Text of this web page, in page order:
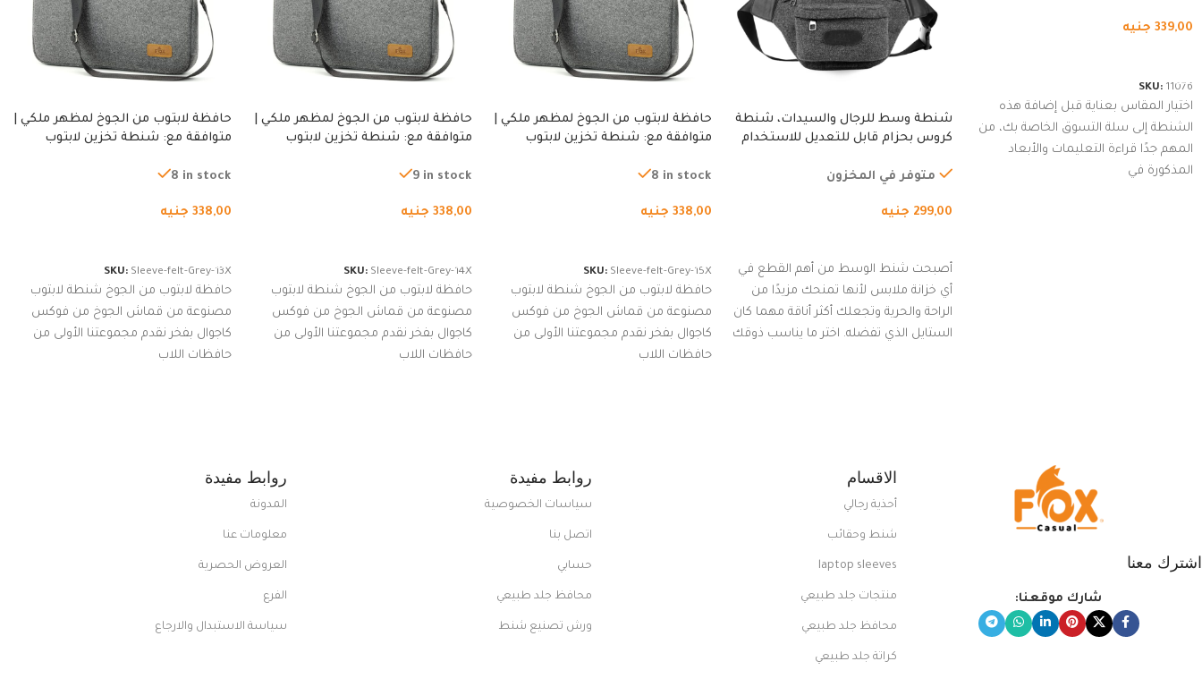
339,00 جنيه
SKU: 11076
اختيار المقاس بعناية قبل إضافة هذه
الشنطة إلى سلة التسوق الخاصة بك، من
المهم جدًا قراءة التعليمات والأبعاد
المذكورة في
شنطة وسط للرجال والسيدات، شنطة
كروس بحزام قابل للتعديل للاستخدام
المشي لمسافات طويلة، وركوب
متوفر في المخزون
299,00 جنيه
أصبحت شنط الوسط من أهم القطع في
أي خزانة ملابس لأنها تمنحك مزيدًا من
الراحة والحرية وتجعلك أكثر أناقة مهما كان
الستايل الذي تفضله. اختر ما يناسب ذوقك
حافظة لابتوب من الجوخ لمظهر ملكي |
متوافقة مع: شنطة تخزين لابتوب
من الجوخ لجهاز نوت بوك والتابلت،
8 in stock
338,00 جنيه
SKU: Sleeve-felt-Grey-15X
حافظة لابتوب من الجوخ شنطة لابتوب
مصنوعة من قماش الجوخ من فوكس
كاجوال بفخر نقدم مجموعتنا الأولى من
حافظات اللاب
حافظة لابتوب من الجوخ لمظهر ملكي |
متوافقة مع: شنطة تخزين لابتوب
من الجوخ لجهاز نوت بوك والتابلت،
9 in stock
338,00 جنيه
SKU: Sleeve-felt-Grey-14X
حافظة لابتوب من الجوخ شنطة لابتوب
مصنوعة من قماش الجوخ من فوكس
كاجوال بفخر نقدم مجموعتنا الأولى من
حافظات اللاب
حافظة لابتوب من الجوخ لمظهر ملكي |
متوافقة مع: شنطة تخزين لابتوب
من الجوخ لجهاز نوت بوك والتابلت،
8 in stock
338,00 جنيه
SKU: Sleeve-felt-Grey-13X
حافظة لابتوب من الجوخ شنطة لابتوب
مصنوعة من قماش الجوخ من فوكس
كاجوال بفخر نقدم مجموعتنا الأولى من
حافظات اللاب
اشترك معنا
شارك موقعنا:
الاقسام
أحذية رجالي
شنط وحقائب
laptop sleeves
منتجات جلد طبيعي
محافظ جلد طبيعي
كراتة جلد طبيعي
روابط مفيدة
سياسات الخصوصية
اتصل بنا
حسابي
محافظ جلد طبيعي
ورش تصنيع شنط
روابط مفيدة
المدونة
معلومات عنا
العروض الحصرية
الفرع
سياسة الاستبدال والارجاع